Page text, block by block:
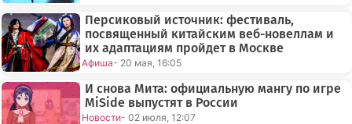
Персиковый источник: фестиваль,
посвященный китайским веб-новеллам и
их адаптациям пройдет в Москве
Афиша- 20 мая, 16:05
И снова Мита: официальную мангу по игре
MiSide выпустят в России
Новости- 02 июля, 12:07